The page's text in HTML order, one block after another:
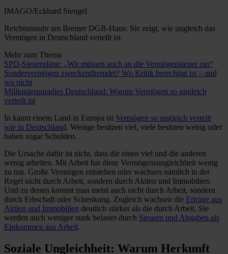
IMAGO/Eckhard Stengel
Reichtumsuhr am Bremer DGB-Haus: Sie zeigt, wie ungleich das
Vermögen in Deutschland verteilt ist.
Mehr zum Thema
SPD-Steuerpläne: „Wir müssen auch an die Vermögensteuer ran“
Sondervermögen zweckentfremdet? Wo Kritik berechtigt ist – und
wo nicht
Millionärsparadies Deutschland: Warum Vermögen so ungleich
verteilt ist
In kaum einem Land in Europa ist Vermögen so ungleich verteilt
wie in Deutschland. Wenige besitzen viel, viele besitzen wenig oder
haben sogar Schulden.
Die Ursache dafür ist nicht, dass die einen viel und die anderen
wenig arbeiten. Mit Arbeit hat diese Vermögensungleichheit wenig
zu tun. Große Vermögen entstehen oder wachsen nämlich in der
Regel nicht durch Arbeit, sondern durch Aktien und Immobilien.
Und zu denen kommt man meist auch nicht durch Arbeit, sondern
durch Erbschaft oder Schenkung. Zugleich wachsen die Erträge aus
Aktien und Immobilien deutlich stärker als die durch Arbeit. Sie
werden auch weniger stark belastet durch Steuern und Abgaben als
Einkommen aus Arbeit.
Soziale Ungleichheit: Warum Herkunft